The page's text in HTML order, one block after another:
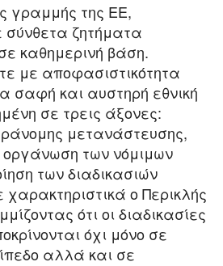
γραμμής της ΕΕ,
σύνθετα ζητήματα
καθημερινή βάση.
με αποφασιστικότητα
σαφή και αυστηρή εθνική
σε τρεις άξονες:
μετανάστευσης,
των νόμιμων
των διαδικασιών
ο Περικλής
ότι οι διαδικασίες
όχι μόνο σε
αλλά και σε